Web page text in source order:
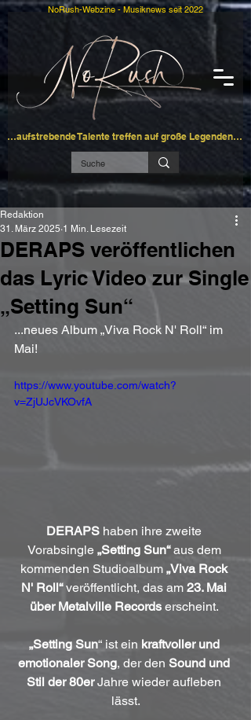
…aufstrebende Talente treffen auf große Legenden…
NoRush-Webzine - Musiknews seit 2022
DERAPS veröffentlichen
das Lyric Video zur Single
„Setting Sun“
Redaktion
31. März 2025 1 Min. Lesezeit
...neues Album „Viva Rock N' Roll“ im
Mai!
https://www.youtube.com/watch?
v=ZjUJcVKOvfA
DERAPS haben ihre zweite
Vorabsingle „Setting Sun“ aus dem
kommenden Studioalbum „Viva Rock
N' Roll“ veröffentlicht, das am 23. Mai
über Metalville Records erscheint.
„Setting Sun“ ist ein kraftvoller und
emotionaler Song, der den Sound und
Stil der 80er Jahre wieder aufleben
lässt.